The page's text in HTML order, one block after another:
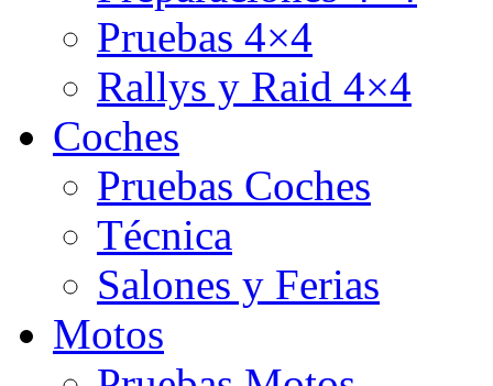
Pruebas 4×4
Rallys y Raid 4×4
Coches
Pruebas Coches
Técnica
Salones y Ferias
Motos